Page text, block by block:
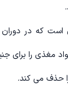
که در دوران
مغذی را برای
حذف می کند.